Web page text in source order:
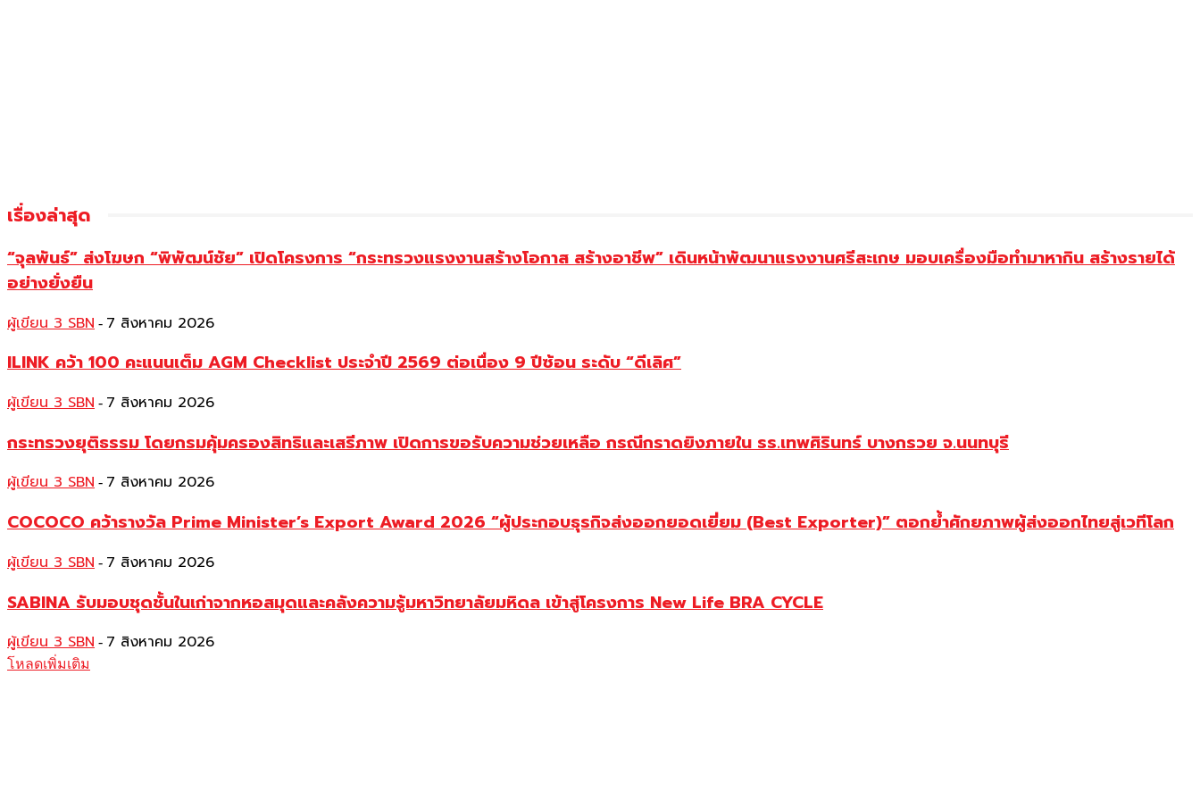
เรื่องล่าสุด
“จุลพันธ์” ส่งโฆษก “พิพัฒน์ชัย” เปิดโครงการ “กระทรวงแรงงานสร้างโอกาส สร้างอาชีพ” เดินหน้าพัฒนาแรงงานศรีสะเกษ มอบเครื่องมือทำมาหากิน สร้างรายได้
อย่างยั่งยืน
ผู้เขียน 3 SBN - 7 สิงหาคม 2026
ILINK คว้า 100 คะแนนเต็ม AGM Checklist ประจำปี 2569 ต่อเนื่อง 9 ปีซ้อน ระดับ “ดีเลิศ”
ผู้เขียน 3 SBN - 7 สิงหาคม 2026
กระทรวงยุติธรรม โดยกรมคุ้มครองสิทธิและเสรีภาพ เปิดการขอรับความช่วยเหลือ กรณีกราดยิงภายใน รร.เทพศิรินทร์ บางกรวย จ.นนทบุรี
ผู้เขียน 3 SBN - 7 สิงหาคม 2026
COCOCO คว้ารางวัล Prime Minister’s Export Award 2026 “ผู้ประกอบธุรกิจส่งออกยอดเยี่ยม (Best Exporter)” ตอกย้ำศักยภาพผู้ส่งออกไทยสู่เวทีโลก
ผู้เขียน 3 SBN - 7 สิงหาคม 2026
SABINA รับมอบชุดชั้นในเก่าจากหอสมุดและคลังความรู้มหาวิทยาลัยมหิดล เข้าสู่โครงการ New Life BRA CYCLE
ผู้เขียน 3 SBN - 7 สิงหาคม 2026
โหลดเพิ่มเติม